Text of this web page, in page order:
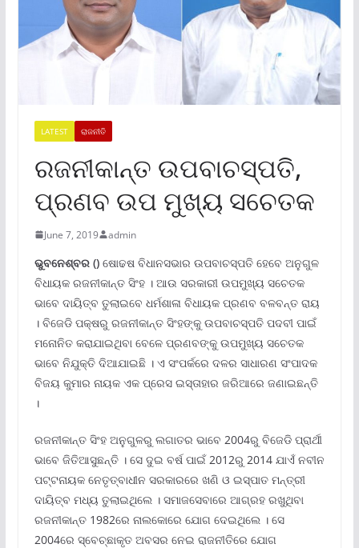
LATEST ରାଜନୀତି
ରଜନୀକାନ୍ତ ଉପବାଚସ୍ପତି,
ପ୍ରଣବ ଉପ ମୁଖ୍ୟ ସଚେତକ
June 7, 2019 admin
ଭୁବନେଶ୍ବର ()ଷୋଢଷ ବିଧାନସଭାର ଉପବାଚସ୍ପତି ହେବେ ଅନୁଗୁଳ
ବିଧାୟକ ରଜନୀକାନ୍ତ ସିଂହ । ଆଉ ସରକାରୀ ଉପମୁଖ୍ୟ ସଚେତକ
ଭାବେ ଦାୟିତ୍ବ ତୁଲାଇବେ ଧର୍ମଶାଳା ବିଧାୟକ ପ୍ରଣବ ବଳବନ୍ତ ରାୟ
। ବିଜେଡି ପକ୍ଷରୁ ରଜନୀକାନ୍ତ ସିଂହଙ୍କୁ ଉପବାଚସ୍ପତି ପଦବୀ ପାଇଁ
ମନୋନିତ କରାଯାଇଥିବା ବେଳେ ପ୍ରଣବଙ୍କୁ ଉପମୁଖ୍ୟ ସଚେତକ
ଭାବେ ନିଯୁକ୍ତି ଦିଆଯାଇଛି । ଏ ସଂପର୍କରେ ଦଳର ସାଧାରଣ ସଂପାଦକ
ବିଜୟ କୁମାର ନାୟକ ଏକ ପ୍ରେସ ଇସ୍ତାହାର ଜରିଆରେ ଜଣାଇଛନ୍ତି
।
ରଜନୀକାନ୍ତ ସିଂହ ଅନୁଗୁଳରୁ ଲଗାତର ଭାବେ 2004ରୁ ବିଜେଡି ପ୍ରାର୍ଥୀ
ଭାବେ ଜିତିଆସୁଛନ୍ତି । ସେ ଦୁଇ ବର୍ଷ ପାଇଁ 2012ରୁ 2014 ଯାଏଁ ନବୀନ
ପଟ୍ଟନାୟକ ନେତୃତ୍ବାଧୀନ ସରକାରରେ ଖଣି ଓ ଇସ୍ପାତ ମନ୍ତ୍ରୀ
ଦାୟିତ୍ବ ମଧ୍ୟ ତୁଲାଇଥିଲେ । ସମାଜସେବାରେ ଆଗ୍ରହ ରଖୁଥିବା
ରଜନୀକାନ୍ତ 1982ରେ ନାଲକୋରେ ଯୋଗ ଦେଇଥିଲେ । ସେ
2004ରେ ସ୍ବେଚ୍ଛାକୃତ ଅବସର ନେଇ ରାଜନୀତିରେ ଯୋଗ